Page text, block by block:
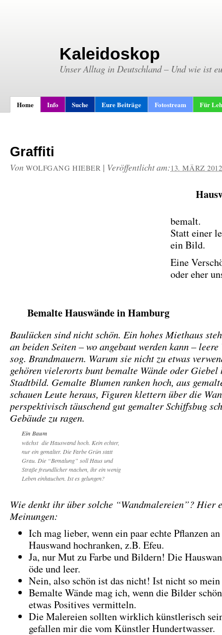
Kaleidoskop
Unser Alltag in Deutschland – Und wie ist
Home Info Suche Eure Beiträge Fotostream Für
Graffiti
Von WOLFGANG HIEBER | Veröffentlicht am:13. MÄRZ 2012
bemalt.
Statt einer
ein Bild.
Eine
oder eher
Bemalte Hauswände in Hamburg
Baulücken sind nicht schön. Ein hohes Miethaus
an beiden Seiten – wo angebaut werden kann – leere
sog. Brandmauern. Warum sie nicht zu etwas
gehören vielerorts bunt bemalte Wände oder Giebel
Stadtbild. Gemalte Blumen ranken hoch, aus
schauen Leute heraus, Figuren klettern über die
perspektivisch täuschend gut gemalter Schiffsbug
Gebäude zu ragen.
Ein Baum
wächst die Hauswand hoch. Kein echter,
nur ein gemalter. Die Farbe Grün statt
Grau. Die “Bemalung” soll Haus und
Straße freundlicher machen, ihr ein wenig
Leben einhauchen. Ist es gelungen?
Wie denkt ihr über solche “Wandmalereien”? Hier
Meinungen:
Ich mag lieber, wenn ein paar echte Pflanzen
Hauswand hochranken, z.B. Efeu.
Ja, nur Mut zu Farbe und Bildern! Die
öde und leer.
Nein, also schön ist das nicht! Ist nicht so mein
Bemalte Wände mag ich, wenn die Bilder
etwas Positives vermitteln.
Die Malereien sollten wirklich künstlerisch
gefallen mir die vom Künstler Hundertwasser.